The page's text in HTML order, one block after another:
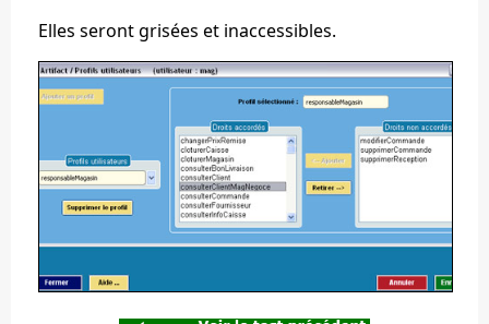
Elles seront grisées et inaccessibles.